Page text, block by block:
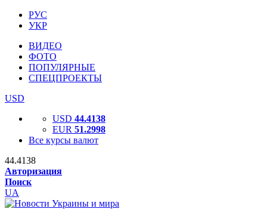
РУС
УКР
ВИДЕО
ФОТО
ПОПУЛЯРНЫЕ
СПЕЦПРОЕКТЫ
USD
USD 44.4138
EUR 51.2998
Все курсы валют
44.4138
Авторизация
Поиск
UA